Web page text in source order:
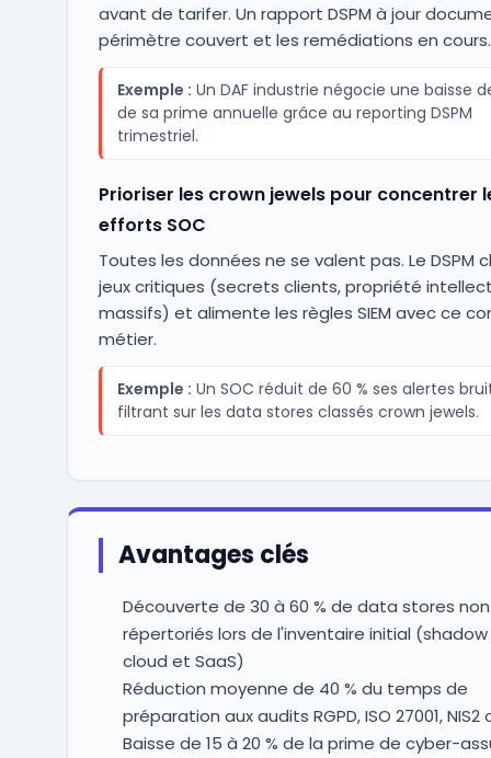
avant de tarifer. Un rapport DSPM à jour
périmètre couvert et les remédiations en cours.
Exemple : Un DAF industrie négocie une baisse
de sa prime annuelle grâce au reporting DSPM
trimestriel.
Prioriser les crown jewels pour concentrer
efforts SOC
Toutes les données ne se valent pas. Le DSPM
jeux critiques (secrets clients, propriété
massifs) et alimente les règles SIEM avec ce
métier.
Exemple : Un SOC réduit de 60 % ses alertes
filtrant sur les data stores classés crown jewels.
Avantages clés
Découverte de 30 à 60 % de data stores non
répertoriés lors de l'inventaire initial
cloud et SaaS)
Réduction moyenne de 40 % du temps de
préparation aux audits RGPD, ISO 27001, NIS2
Baisse de 15 à 20 % de la prime de cyber-